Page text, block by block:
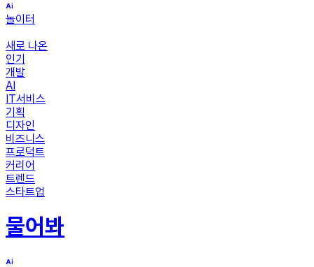
놀이터
새로 나온
인기
개발
AI
IT서비스
기획
디자인
비즈니스
프로덕트
커리어
트렌드
스타트업
물어봐